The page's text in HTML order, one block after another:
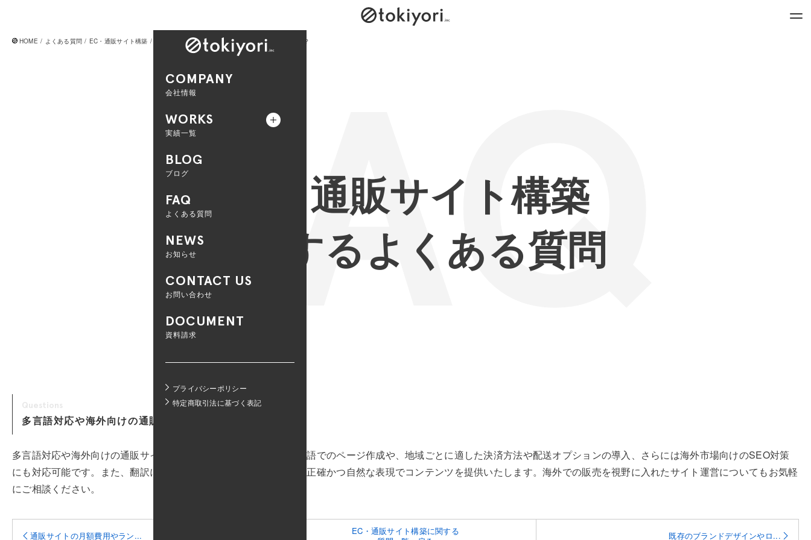
ト
ゴ
マ
英
語
の
COMPANY
会社情報
WORKS
実績一覧
BLOG
ブログ
FAQ
よくある質問
NEWS
お知らせ
CONTACT US
お問い合わせ
DOCUMENT
資料請求
プライバシーポリシー
特定商取引法に基づく表記
HOME よくある質問 EC・通販サイト構築 多言語対応や海外向けの通販サイト構築は可能ですか？
FAQ
EC・通販サイト構築
に関するよくある質問
Questions
多言語対応や海外向けの通販サイト構築は可能ですか？
多言語対応や海外向けの通販サイト構築も対応しています。複数言語でのページ作成や、地域ごとに適した決済方法や配送オプションの導入、さらには海外市場向けのSEO対策
にも対応可能です。また、翻訳についてはプロの翻訳者を手配し、正確かつ自然な表現でコンテンツを提供いたします。海外での販売を視野に入れたサイト運営についてもお気軽
にご相談ください。
通販サイトの月額費用やラン...
EC・通販サイト構築に関する
既存のブランドデザインやロ...